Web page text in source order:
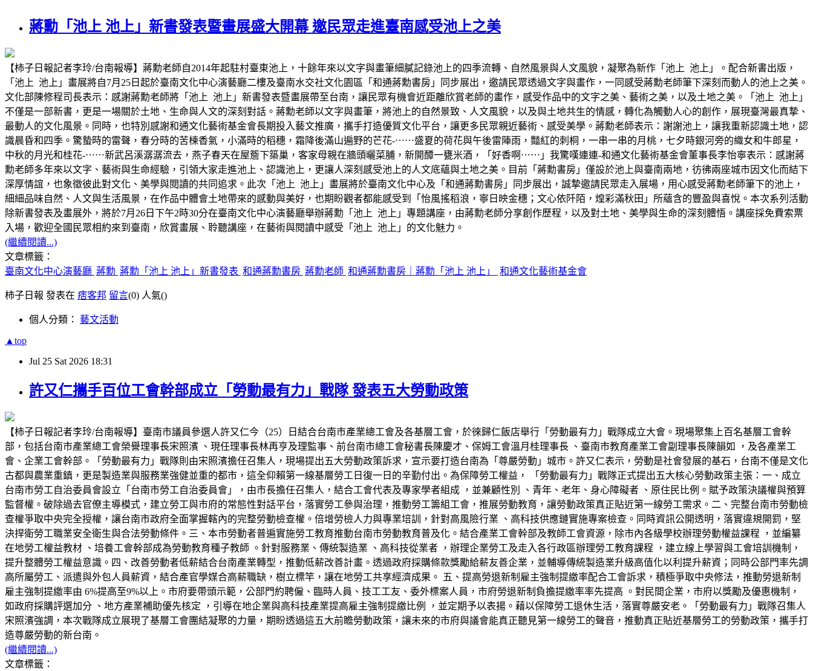
蔣勳「池上 池上」新書發表暨畫展盛大開幕 邀民眾走進臺南感受池上之美
【柿子日報記者李玲/台南報導】蔣勳老師自2014年起駐村臺東池上，十餘年來以文字與畫筆細膩記錄池上的四季流轉、自然風景與人文風貌，凝聚為新作「池上 池上」。配合新書出版，
「池上 池上」畫展將自7月25日起於臺南文化中心演藝廳二樓及臺南水交社文化園區「和通蔣勳書房」同步展出，邀請民眾透過文字與畫作，一同感受蔣勳老師筆下深刻而動人的池上之美。
文化部陳修程司長表示：感謝蔣勳老師將「池上 池上」新書發表暨畫展帶至台南，讓民眾有機會近距離欣賞老師的畫作，感受作品中的文字之美、藝術之美，以及土地之美。「池上 池上」
不僅是一部新書，更是一場關於土地、生命與人文的深刻對話。蔣勳老師以文字與畫筆，將池上的自然景致、人文風貌，以及與土地共生的情感，轉化為觸動人心的創作，展現臺灣最真摯、
最動人的文化風景。同時，也特別感謝和通文化藝術基金會長期投入藝文推廣，攜手打造優質文化平台，讓更多民眾親近藝術、感受美學。蔣勳老師表示：謝謝池上，讓我重新認識土地，認
識晨昏和四季。驚蟄時的雷聲，春分時的苦楝香氣，小滿時的稻穗，霜降後滿山遍野的芒花-⋯⋯盛夏的荷花與午後雷陣雨，豔紅的刺桐，一串一串的月桃，七夕時銀河旁的織女和牛郎星，
中秋的月光和桂花-⋯⋯新武呂溪潺潺流去，燕子春天在屋簷下築巢，客家母親在牆頭曬菜脯，新開醰一甕米酒，「好香啊⋯⋯」我驚嘆連連-和通文化藝術基金會董事長李怡寧表示：感謝蔣
勳老師多年來以文字、藝術與生命經驗，引領大家走進池上、認識池上，更讓人深刻感受池上的人文底蘊與土地之美。目前「蔣勳書房」僅設於池上與臺南兩地，彷彿兩座城市因文化而結下
深厚情誼，也象徵彼此對文化、美學與閱讀的共同追求。此次「池上 池上」畫展將於臺南文化中心及「和通蔣勳書房」同步展出，誠摯邀請民眾走入展場，用心感受蔣勳老師筆下的池上，
細細品味自然、人文與生活風景，在作品中體會土地帶來的感動與美好，也期盼觀者都能感受到「怡風搖稻浪，寧日映金穗；文心依阡陌，煌彩滿秋田」所蘊含的豐盈與喜悅。本次系列活動
除新書發表及畫展外，將於7月26日下午2時30分在臺南文化中心演藝廳舉辦蔣勳「池上 池上」專題講座，由蔣勳老師分享創作歷程，以及對土地、美學與生命的深刻體悟。講座採免費索票
入場，歡迎全國民眾相約來到臺南，欣賞畫展、聆聽講座，在藝術與閱讀中感受「池上 池上」的文化魅力。
(繼續閱讀...)
文章標籤：
臺南文化中心演藝廳 蔣勳 蔣勳「池上 池上」新書發表 和通蔣勳書房 蔣勳老師 和通蔣勳書房｜蔣勳「池上 池上」 和通文化藝術基金會
柿子日報 發表在 痞客邦 留言(0) 人氣()
個人分類： 藝文活動
▲top
Jul 25 Sat 2026 18:31
許又仁攜手百位工會幹部成立「勞動最有力」戰隊 發表五大勞動政策
【柿子日報記者李玲/台南報導】臺南市議員參選人許又仁今（25）日結合台南市產業總工會及各基層工會，於徠歸仁飯店舉行「勞動最有力」戰隊成立大會。現場聚集上百名基層工會幹
部，包括台南市產業總工會榮譽理事長宋照濱 、現任理事長林再亨及理監事、前台南市總工會秘書長陳慶才、保姆工會溫月桂理事長 、臺南市教育產業工會副理事長陳韻如 ，及各產業工
會、企業工會幹部。「勞動最有力」戰隊則由宋照濱擔任召集人，現場提出五大勞動政策訴求，宣示要打造台南為「尊嚴勞動」城市。許又仁表示，勞動是社會發展的基石，台南不僅是文化
古都與農業重鎮，更是製造業與服務業強健並重的都市，這全仰賴第一線基層勞工日復一日的辛勤付出。為保障勞工權益， 「勞動最有力」戰隊正式提出五大核心勞動政策主張：一、成立
台南市勞工自治委員會設立「台南市勞工自治委員會」，由市長擔任召集人，結合工會代表及專家學者組成 ，並兼顧性別 、青年、老年、身心障礙者 、原住民比例。賦予政策決議權與預算
監督權。破除過去官僚主導模式，建立勞工與市府的常態性對話平台，落實勞工參與治理，推動勞工籌組工會，推展勞動教育，讓勞動政策真正貼近第一線勞工需求。二、完整台南市勞動檢
查權爭取中央完全授權，讓台南市政府全面掌握轄內的完整勞動檢查權。倍增勞檢人力與專業培訓，針對高風險行業 、高科技供應鏈實施專案檢查。同時資訊公開透明，落實違規開罰，堅
決捍衛勞工職業安全衛生與合法勞動條件。三、本市勞動者普遍實施勞工教育推動台南市勞動教育普及化。結合產業工會幹部及教師工會資源，除市內各級學校辦理勞動權益課程 ，並編纂
在地勞工權益教材 、培養工會幹部成為勞動教育種子教師 。針對服務業、傳統製造業 、高科技從業者 ，辦理企業勞工及走入各行政區辦理勞工教育課程 ，建立線上學習與工會培訓機制，
提升整體勞工權益意識。四、改善勞動者低薪結合台南產業轉型，推動低薪改善計畫。透過政府採購條款獎勵給薪友善企業，並輔導傳統製造業升級高值化以利提升薪資；同時公部門率先調
高所屬勞工、派遣與外包人員薪資，結合產官學媒合高薪職缺，樹立標竿，讓在地勞工共享經濟成果。 五、提高勞退新制雇主強制提繳率配合工會訴求，積極爭取中央修法，推動勞退新制
雇主強制提繳率由 6%提高至9%以上。市府要帶頭示範，公部門約聘僱、臨時人員、技工工友、委外標案人員，市府勞退新制負擔提繳率率先提高 。對民間企業，市府以獎勵及優惠機制，
如政府採購評選加分 、地方產業補助優先核定 ，引導在地企業與高科技產業提高雇主強制提繳比例 ，並定期予以表揚。藉以保障勞工退休生活，落實尊嚴安老。「勞動最有力」戰隊召集人
宋照濱強調，本次戰隊成立展現了基層工會團結凝聚的力量，期盼透過這五大前瞻勞動政策，讓未來的市府與議會能真正聽見第一線勞工的聲音，推動真正貼近基層勞工的勞動政策，攜手打
造尊嚴勞動的新台南。
(繼續閱讀...)
文章標籤：